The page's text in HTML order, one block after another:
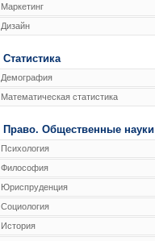
Маркетинг
Дизайн
Статистика
Демография
Математическая статистика
Право. Общественные науки
Психология
Философия
Юриспруденция
Социология
История